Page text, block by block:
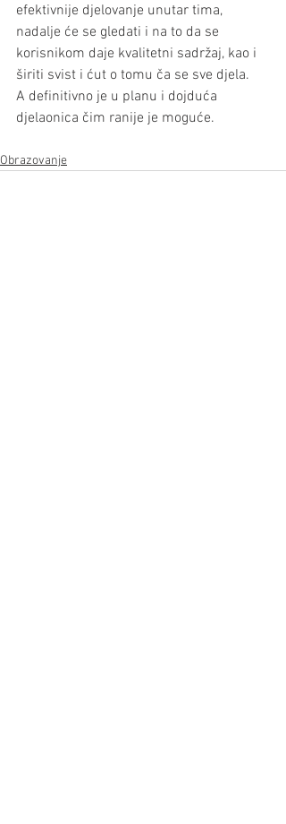
efektivnije djelovanje unutar tima,
nadalje će se gledati i na to da se
korisnikom daje kvalitetni sadržaj, kao i
širiti svist i ćut o tomu ča se sve djela.
A definitivno je u planu i dojduća
djelaonica čim ranije je moguće.
Obrazovanje